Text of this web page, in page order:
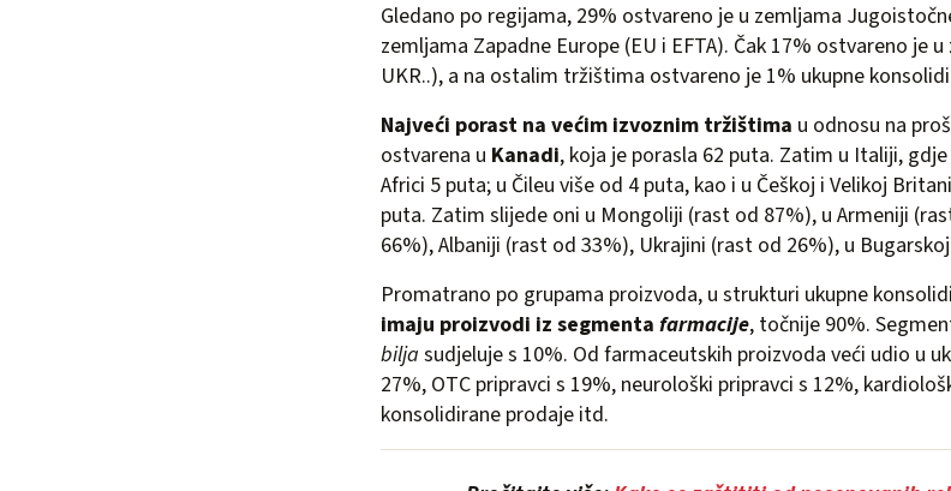
Gledano po regijama, 29% ostvareno je u zemljama
zemljama Zapadne Europe (EU i EFTA). Čak 17% ostvareno je
UKR..), a na ostalim tržištima ostvareno je 1% ukupne
Najveći porast na većim izvoznim tržištima u odnosu na
ostvarena u Kanadi, koja je porasla 62 puta. Zatim u Italiji,
Africi 5 puta; u Čileu više od 4 puta, kao i u Češkoj i Velikoj
puta. Zatim slijede oni u Mongoliji (rast od 87%), u Armeniji
66%), Albaniji (rast od 33%), Ukrajini (rast od 26%), u
Promatrano po grupama proizvoda, u strukturi ukupne
imaju proizvodi iz segmenta farmacije, točnije 90%.
bilja sudjeluje s 10%. Od farmaceutskih proizvoda veći udio u
27%, OTC pripravci s 19%, neurološki pripravci s 12%,
konsolidirane prodaje itd.